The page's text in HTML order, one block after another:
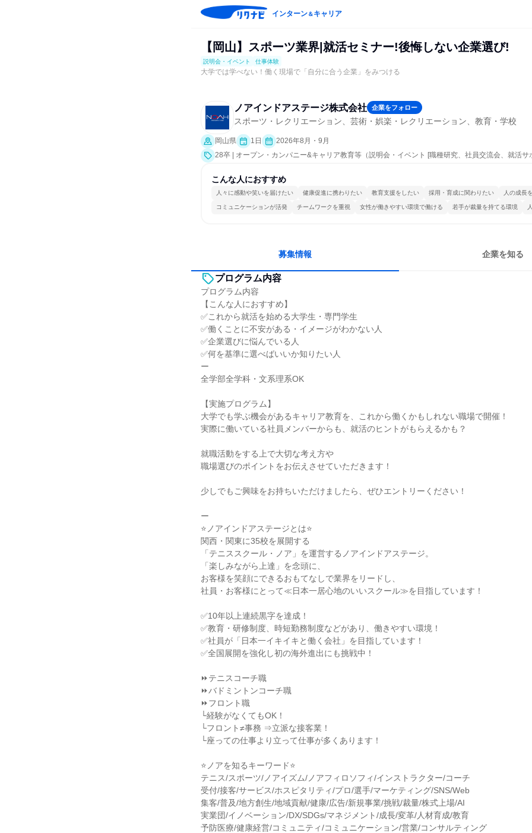
インターン＆キャリア
【岡山】スポーツ業界|就活セミナー!後悔しない企業選び!
説明会・イベント 仕事体験
大学では学べない！働く現場で「自分に合う企業」をみつける
ノアインドアステージ株式会社 企業をフォロー
スポーツ・レクリエーション、芸術・娯楽・レクリエーション、教育・学校
岡山県 1日
2026年8月・9月
28卒 | オープン・カンパニー&キャリア教育等（説明会・イベント [職種研究、社員交流会、就活サ
こんな人におすすめ
人々に感動や笑いを届けたい 健康促進に携わりたい 教育支援をしたい 採用・育成に関わりたい 人の成長
コミュニケーションが活発 チームワークを重視 女性が働きやすい環境で働ける 若手が裁量を持てる環境
募集情報 企業を知る
プログラム内容
プログラム内容
【こんな人におすすめ】
✅これから就活を始める大学生・専門学生
✅働くことに不安がある・イメージがわかない人
✅企業選びに悩んでいる人
✅何を基準に選べばいいか知りたい人
ー
全学部全学科・文系理系OK
【実施プログラム】
大学でも学ぶ機会があるキャリア教育を、これから働くかもしれない職場で開催！
実際に働いている社員メンバーからも、就活のヒントがもらえるかも？
就職活動をする上で大切な考え方や
職場選びのポイントをお伝えさせていただきます！
少しでもご興味をお持ちいただけましたら、ぜひエントリーください！
ー
⭐ノアインドアステージとは⭐
関西・関東に35校を展開する
「テニススクール・ノア」を運営するノアインドアステージ。
「楽しみながら上達」を念頭に、
お客様を笑顔にできるおもてなしで業界をリードし、
社員・お客様にとって≪日本一居心地のいいスクール≫を目指しています！
✅10年以上連続黒字を達成！
✅教育・研修制度、時短勤務制度などがあり、働きやすい環境！
✅社員が「日本一イキイキと働く会社」を目指しています！
✅全国展開を強化し初の海外進出にも挑戦中！
⏩テニスコーチ職
⏩バドミントンコーチ職
⏩フロント職
└経験がなくてもOK！
└フロント≠事務 ⇒立派な接客業！
└座っての仕事より立って仕事が多くあります！
⭐ノアを知るキーワード⭐
テニス/スポーツ/ノアイズム/ノアフィロソフィ/インストラクター/コーチ
受付/接客/サービス/ホスピタリティ/プロ/選手/マーケティング/SNS/Web
集客/普及/地方創生/地域貢献/健康/広告/新規事業/挑戦/裁量/株式上場/AI
実業団/イノベーション/DX/SDGs/マネジメント/成長/変革/人材育成/教育
予防医療/健康経営/コミュニティ/コミュニケーション/営業/コンサルティング